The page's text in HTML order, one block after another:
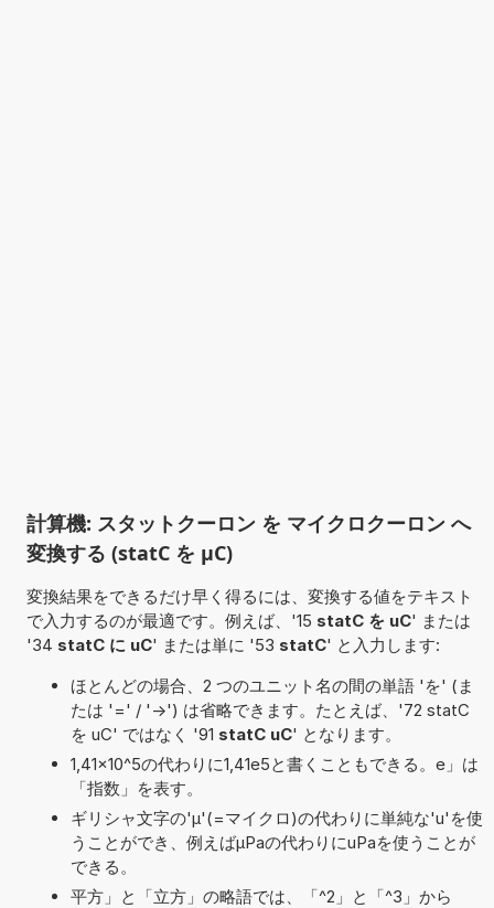
計算機: スタットクーロン を マイクロクーロン へ
変換する (statC を µC)
変換結果をできるだけ早く得るには、変換する値をテキスト
で入力するのが最適です。例えば、'15 statC を uC' または
'34 statC に uC' または単に '53 statC' と入力します:
ほとんどの場合、2 つのユニット名の間の単語 'を' (ま
たは '=' / '->') は省略できます。たとえば、'72 statC
を uC' ではなく '91 statC uC' となります。
1,41×10^5の代わりに1,41e5と書くこともできる。e」は
「指数」を表す。
ギリシャ文字の'μ'(=マイクロ)の代わりに単純な'u'を使
うことができ、例えばµPaの代わりにuPaを使うことが
できる。
平方」と「立方」の略語では、「^2」と「^3」から